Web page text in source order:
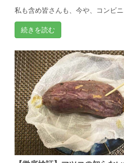
私も含め皆さんも、今や、コンビニ
続きを読む